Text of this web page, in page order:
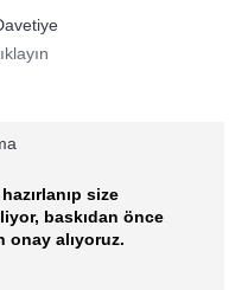
size
baskıdan önce
alıyoruz.